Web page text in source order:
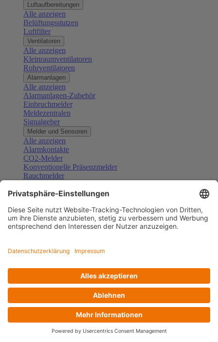
Luftaufbereitungen
Alle anzeigen
Belüftungsstutzen
Luftfilter
Ventilatoren
Alle anzeigen
Kleinraumventilatoren
Rohrventilatoren
Alarmanlagen
Alle anzeigen
Alarmanlagen-Zubehör
Einbruchmelder
Meldezentralen
Signalgeber
Melder und Sensoren
Alle anzeigen
Alarmkontakte
CO2-Melder
Konventionelle Präsenzmelder
Rauchmelder
Gefahrenmelder
Türsprechanlagen
Alle anzeigen
Außenstationen
Klingeltaster und Gongs
Sprechanlagen-Sets
Zubehör Türkommunikation
Videoüberwachung
Zubehör Videoüberwachung
Alle anzeigen